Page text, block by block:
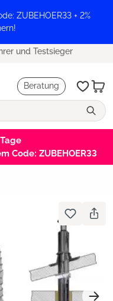
ZUBEHOER33 + 2%
und Testsieger
Beratung
Tage
Code: ZUBEHOER33